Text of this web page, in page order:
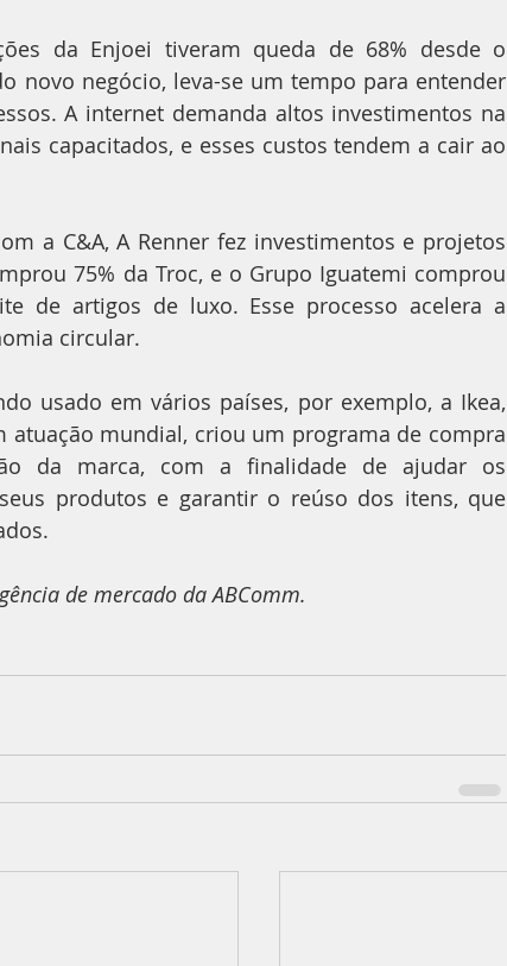
da Enjoei tiveram queda de 68% desde o
novo negócio, leva-se um tempo para entender
A internet demanda altos investimentos na
capacitados, e esses custos tendem a cair ao
a C&A, A Renner fez investimentos e projetos
75% da Troc, e o Grupo Iguatemi comprou
de artigos de luxo. Esse processo acelera a
circular.
usado em vários países, por exemplo, a Ikea,
mundial, criou um programa de compra
da marca, com a finalidade de ajudar os
produtos e garantir o reúso dos itens, que
de mercado da ABComm.